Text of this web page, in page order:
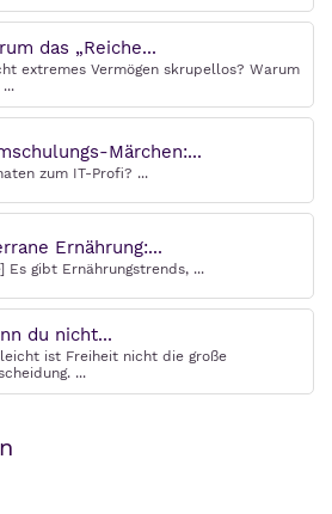
das „Reiche...
extremes Vermögen skrupellos? Warum
Märchen:...
zum IT-Profi? ...
Ernährung:...
Es gibt Ernährungstrends, ...
du nicht...
ist Freiheit nicht die große
...